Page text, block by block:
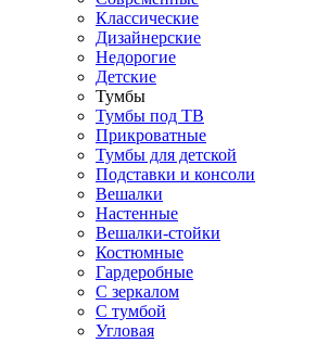
Классические
Дизайнерские
Недорогие
Детские
Тумбы
Тумбы под ТВ
Прикроватные
Тумбы для детской
Подставки и консоли
Вешалки
Настенные
Вешалки-стойки
Костюмные
Гардеробные
С зеркалом
С тумбой
Угловая